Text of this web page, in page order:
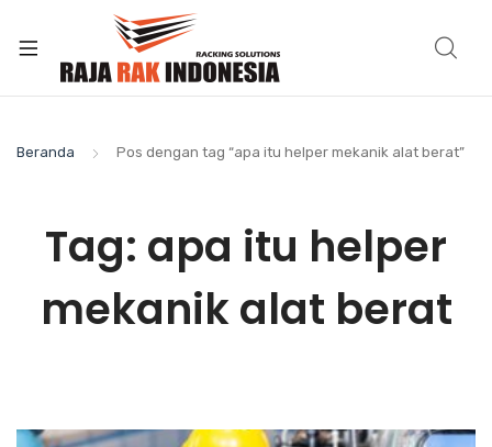
Beranda Pos dengan tag “apa itu helper mekanik alat berat”
Tag: apa itu helper
mekanik alat berat